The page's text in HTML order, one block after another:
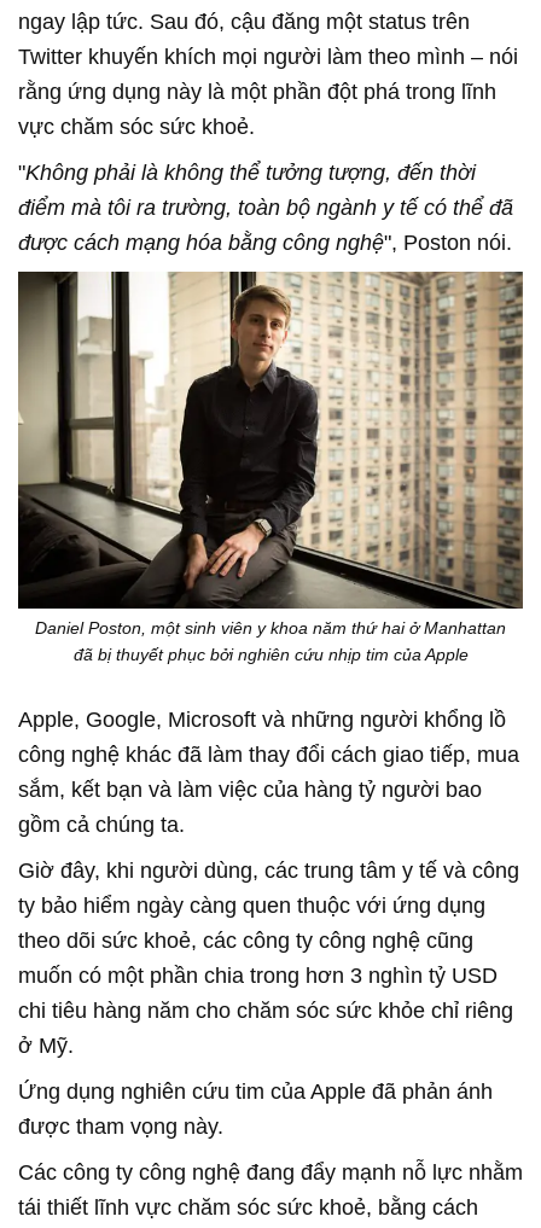
ngay lập tức. Sau đó, cậu đăng một status trên
Twitter khuyến khích mọi người làm theo mình – nói
rằng ứng dụng này là một phần đột phá trong lĩnh
vực chăm sóc sức khoẻ.
"Không phải là không thể tưởng tượng, đến thời
điểm mà tôi ra trường, toàn bộ ngành y tế có thể đã
được cách mạng hóa bằng công nghệ", Poston nói.
Daniel Poston, một sinh viên y khoa năm thứ hai ở Manhattan
đã bị thuyết phục bởi nghiên cứu nhịp tim của Apple
Apple, Google, Microsoft và những người khổng lồ
công nghệ khác đã làm thay đổi cách giao tiếp, mua
sắm, kết bạn và làm việc của hàng tỷ người bao
gồm cả chúng ta.
Giờ đây, khi người dùng, các trung tâm y tế và công
ty bảo hiểm ngày càng quen thuộc với ứng dụng
theo dõi sức khoẻ, các công ty công nghệ cũng
muốn có một phần chia trong hơn 3 nghìn tỷ USD
chi tiêu hàng năm cho chăm sóc sức khỏe chỉ riêng
ở Mỹ.
Ứng dụng nghiên cứu tim của Apple đã phản ánh
được tham vọng này.
Các công ty công nghệ đang đẩy mạnh nỗ lực nhằm
tái thiết lĩnh vực chăm sóc sức khoẻ, bằng cách